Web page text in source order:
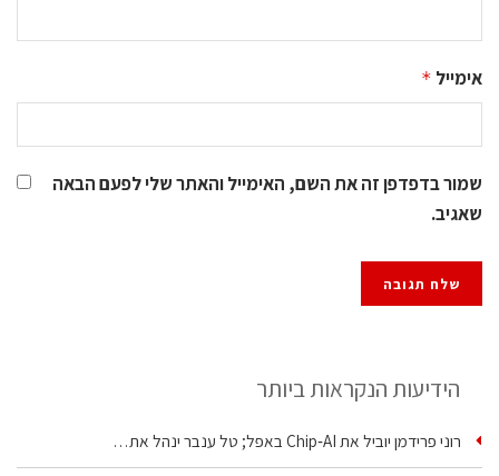
אימייל *
שמור בדפדפן זה את השם, האימייל והאתר שלי לפעם הבאה
שאגיב.
הידיעות הנקראות ביותר
רוני פרידמן יוביל את Chip‑AI באפל; טל ענבר ינהל את…